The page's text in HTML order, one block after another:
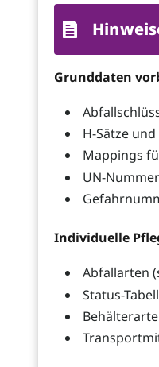
Grunddaten
H-Sätze und
Mappings
UN-
Individuelle
Abfallarten
Status-